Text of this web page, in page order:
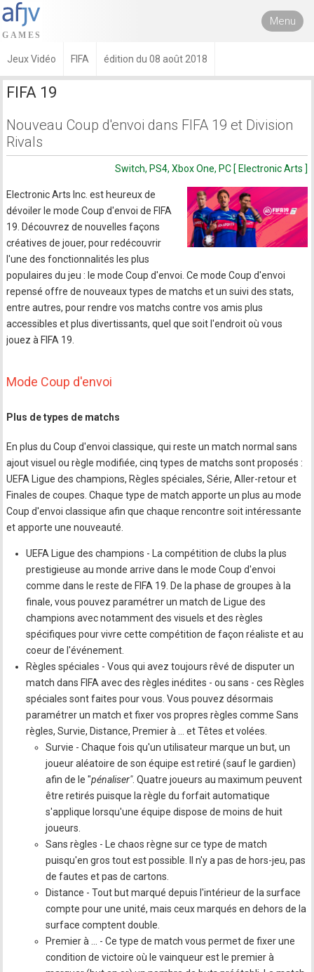
Menu
Jeux Vidéo FIFA édition du 08 août 2018
FIFA 19
Nouveau Coup d'envoi dans FIFA 19 et Division
Rivals
Switch, PS4, Xbox One, PC [ Electronic Arts ]
Electronic Arts Inc. est heureux de
dévoiler le mode Coup d'envoi de FIFA
19. Découvrez de nouvelles façons
créatives de jouer, pour redécouvrir
l'une des fonctionnalités les plus
populaires du jeu : le mode Coup d'envoi. Ce mode Coup d'envoi
repensé offre de nouveaux types de matchs et un suivi des stats,
entre autres, pour rendre vos matchs contre vos amis plus
accessibles et plus divertissants, quel que soit l'endroit où vous
jouez à FIFA 19.
Mode Coup d'envoi
Plus de types de matchs
En plus du Coup d'envoi classique, qui reste un match normal sans
ajout visuel ou règle modifiée, cinq types de matchs sont proposés :
UEFA Ligue des champions, Règles spéciales, Série, Aller-retour et
Finales de coupes. Chaque type de match apporte un plus au mode
Coup d'envoi classique afin que chaque rencontre soit intéressante
et apporte une nouveauté.
UEFA Ligue des champions - La compétition de clubs la plus
prestigieuse au monde arrive dans le mode Coup d'envoi
comme dans le reste de FIFA 19. De la phase de groupes à la
finale, vous pouvez paramétrer un match de Ligue des
champions avec notamment des visuels et des règles
spécifiques pour vivre cette compétition de façon réaliste et au
coeur de l'événement.
Règles spéciales - Vous qui avez toujours rêvé de disputer un
match dans FIFA avec des règles inédites - ou sans - ces Règles
spéciales sont faites pour vous. Vous pouvez désormais
paramétrer un match et fixer vos propres règles comme Sans
règles, Survie, Distance, Premier à ... et Têtes et volées.
Survie - Chaque fois qu'un utilisateur marque un but, un
joueur aléatoire de son équipe est retiré (sauf le gardien)
afin de le "pénaliser". Quatre joueurs au maximum peuvent
être retirés puisque la règle du forfait automatique
s'applique lorsqu'une équipe dispose de moins de huit
joueurs.
Sans règles - Le chaos règne sur ce type de match
puisqu'en gros tout est possible. Il n'y a pas de hors-jeu, pas
de fautes et pas de cartons.
Distance - Tout but marqué depuis l'intérieur de la surface
compte pour une unité, mais ceux marqués en dehors de la
surface comptent double.
Premier à ... - Ce type de match vous permet de fixer une
condition de victoire où le vainqueur est le premier à